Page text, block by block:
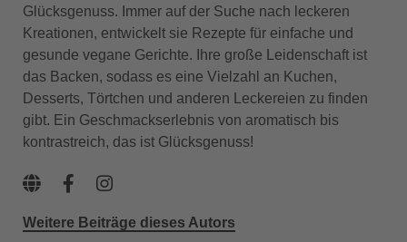
Glücksgenuss. Immer auf der Suche nach leckeren
Kreationen, entwickelt sie Rezepte für einfache und
gesunde vegane Gerichte. Ihre große Leidenschaft ist
das Backen, sodass es eine Vielzahl an Kuchen,
Desserts, Törtchen und anderen Leckereien zu finden
gibt. Ein Geschmackserlebnis von aromatisch bis
kontrastreich, das ist Glücksgenuss!
Weitere Beiträge dieses Autors